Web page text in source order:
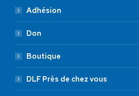
Adhésion
Don
Boutique
DLF Près de chez vous